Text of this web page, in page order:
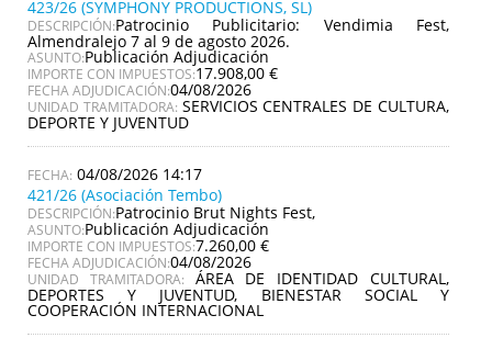
423/26 (SYMPHONY PRODUCTIONS, SL)
DESCRIPCIÓN:Patrocinio Publicitario: Vendimia Fest,
Almendralejo 7 al 9 de agosto 2026.
ASUNTO:Publicación Adjudicación
IMPORTE CON IMPUESTOS:17.908,00 €
FECHA ADJUDICACIÓN:04/08/2026
UNIDAD TRAMITADORA: SERVICIOS CENTRALES DE CULTURA,
DEPORTE Y JUVENTUD
04/08/2026 14:17
421/26 (Asociación Tembo)
DESCRIPCIÓN:Patrocinio Brut Nights Fest,
ASUNTO:Publicación Adjudicación
IMPORTE CON IMPUESTOS:7.260,00 €
FECHA ADJUDICACIÓN:04/08/2026
UNIDAD TRAMITADORA: ÁREA DE IDENTIDAD CULTURAL,
DEPORTES Y JUVENTUD, BIENESTAR SOCIAL Y
COOPERACIÓN INTERNACIONAL